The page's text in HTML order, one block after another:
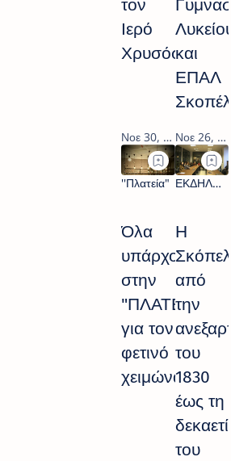
τον
Ιερό
Χρυσόστομο»
Λυκείου
και
ΕΠΑΛ
Όλα
υπάρχουν
στην
"ΠΛΑΤΕΙΑ"
για τον
φετινό
χειμώνα!
Η
από
την
του
1830
έως τη
δεκαετία
του